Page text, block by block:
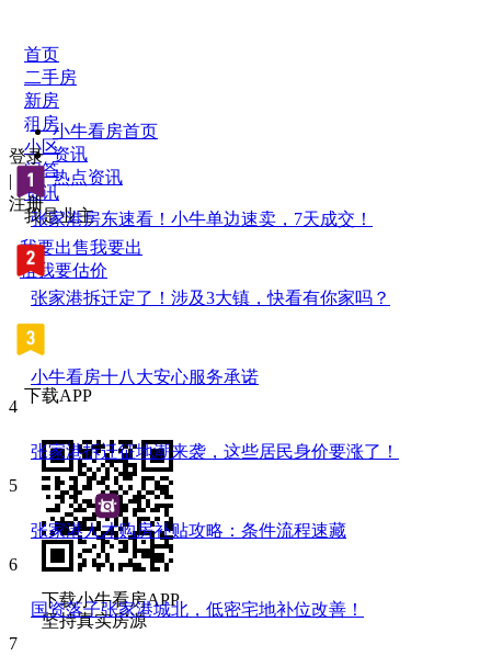
首页
二手房
新房
租房
小区
问答
资讯
我是业主
我要出售我要出
租我要估价
下载APP
下载小牛看房APP
坚持真实房源
登录
|
注册
小牛看房首页
资讯
热点资讯
张家港房东速看！小牛单边速卖，7天成交！
张家港拆迁定了！涉及3大镇，快看有你家吗？
小牛看房十八大安心服务承诺
4
张家港拆迁征地潮来袭，这些居民身价要涨了！
5
张家港人才购房补贴攻略：条件流程速藏
6
国资落子张家港城北，低密宅地补位改善！
7